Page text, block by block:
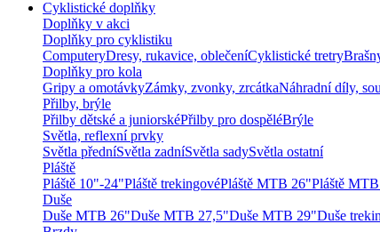
Cyklistické doplňky
Doplňky v akci
Doplňky pro cyklistiku
ComputeryDresy, rukavice, oblečeníCyklistické tretry
Doplňky pro kola
Gripy a omotávkyZámky, zvonky, zrcátkaNáhradní díly,
Přilby, brýle
Přilby dětské a juniorskéPřilby pro dospěléBrýle
Světla, reflexní prvky
Světla předníSvětla zadníSvětla sadySvětla ostatní
Pláště
Pláště 10"-24"Pláště trekingovéPláště MTB 26"Pláště
Duše
Duše MTB 26"Duše MTB 27,5"Duše MTB 29"Duše